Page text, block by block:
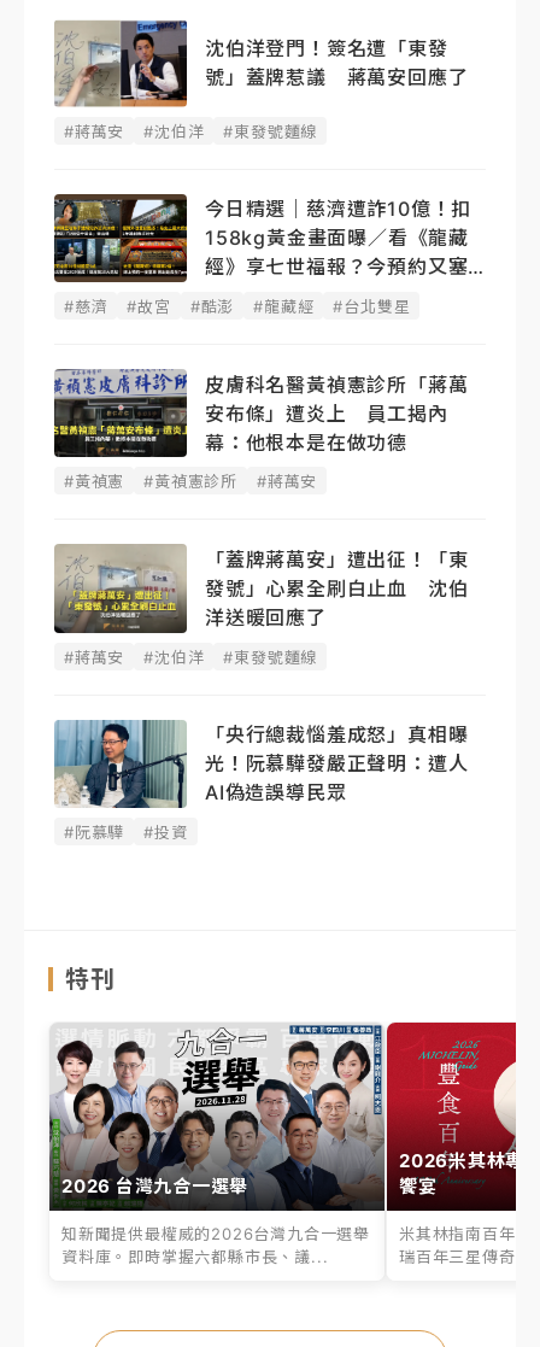
沈伯洋登門！簽名遭「東發
號」蓋牌惹議 蔣萬安回應了
#蔣萬安 #沈伯洋 #東發號麵線
今日精選｜慈濟遭詐10億！扣
158kg黃金畫面曝／看《龍藏
經》享七世福報？今預約又塞
了
#慈濟 #故宮 #酷澎 #龍藏經 #台北雙星
皮膚科名醫黃禎憲診所「蔣萬
安布條」遭炎上 員工揭內
幕：他根本是在做功德
#黃禎憲 #黃禎憲診所 #蔣萬安
「蓋牌蔣萬安」遭出征！「東
發號」心累全刷白止血 沈伯
洋送暖回應了
#蔣萬安 #沈伯洋 #東發號麵線
「央行總裁惱羞成怒」真相曝
光！阮慕驊發嚴正聲明： 遭人
AI偽造誤導民眾
#阮慕驊 #投資
特刊
2026 台灣九合一選舉
知新聞提供最權威的2026台灣九合一選舉
資料庫。即時掌握六都縣市長、議...
2026米其林專
饗宴
米其林指南百年之
瑞百年三星傳奇、